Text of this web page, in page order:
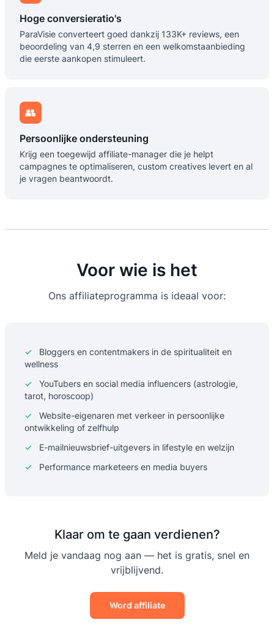
Hoge conversieratio's
ParaVisie converteert goed dankzij 133K+ reviews, een
beoordeling van 4,9 sterren en een welkomstaanbieding
die eerste aankopen stimuleert.
👥
Persoonlijke ondersteuning
Krijg een toegewijd affiliate-manager die je helpt
campagnes te optimaliseren, custom creatives levert en al
je vragen beantwoordt.
Voor wie is het
Ons affiliateprogramma is ideaal voor:
✓
Bloggers en contentmakers in de spiritualiteit en
wellness
✓
YouTubers en social media influencers (astrologie,
tarot, horoscoop)
✓
Website-eigenaren met verkeer in persoonlijke
ontwikkeling of zelfhulp
✓
E-mailnieuwsbrief-uitgevers in lifestyle en welzijn
✓
Performance marketeers en media buyers
Klaar om te gaan verdienen?
Meld je vandaag nog aan — het is gratis, snel en
vrijblijvend.
Word affiliate